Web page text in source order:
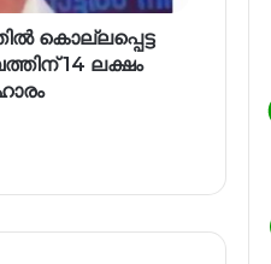
കൊല്ലപ്പെട്ട
14 ലക്ഷം